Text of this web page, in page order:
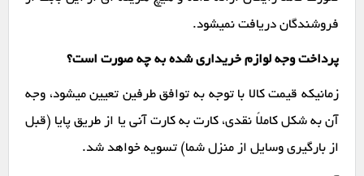
فروشندگان دریافت نمیشود.
پرداخت وجه لوازم خریداری شده به چه صورت است؟
زمانیکه قیمت کالا با توجه به توافق طرفین تعیین میشود، وجه
آن به شکل کاملاً نقدی، کارت به کارت آنی یا از طریق پایا (قبل
از بارگیری وسایل از منزل شما) تسویه خواهد شد.